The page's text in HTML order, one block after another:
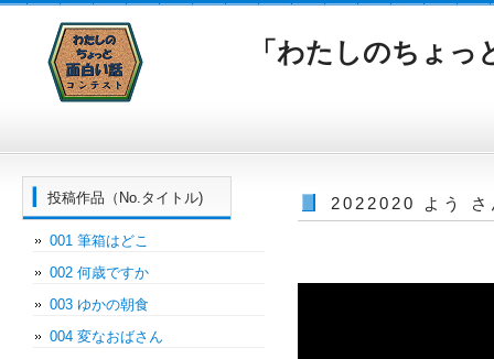
「わたしのちょ
2022020 よう
投稿作品（No.タイトル)
001 筆箱はどこ
002 何歳ですか
003 ゆかの朝食
004 変なおばさん